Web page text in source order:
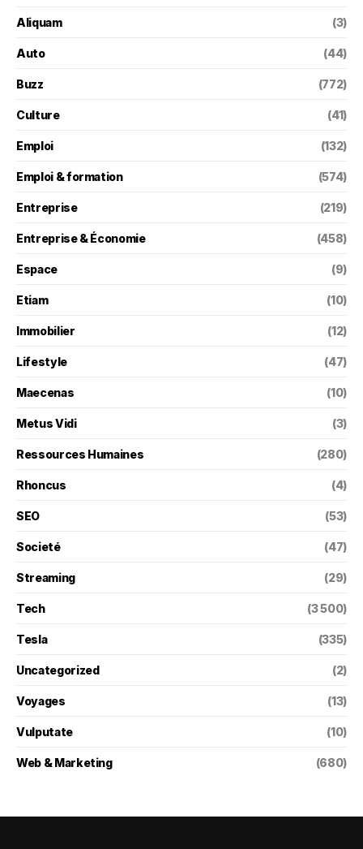
Aliquam (3)
Auto (44)
Buzz (772)
Culture (41)
Emploi (132)
Emploi & formation (574)
Entreprise (219)
Entreprise & Économie (458)
Espace (9)
Etiam (10)
Immobilier (12)
Lifestyle (47)
Maecenas (10)
Metus Vidi (3)
Ressources Humaines (280)
Rhoncus (4)
SEO (53)
Societé (47)
Streaming (29)
Tech (3 500)
Tesla (335)
Uncategorized (2)
Voyages (13)
Vulputate (10)
Web & Marketing (680)